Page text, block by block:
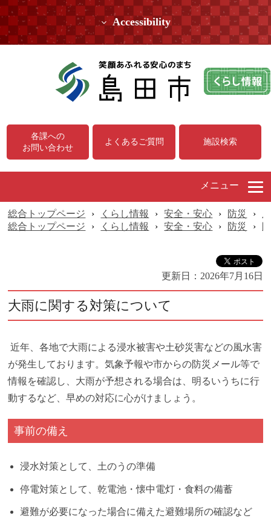
Accessibility
各課への
お問い合わせ
よくあるご質問 施設検索
メニュー
総合トップページ › くらし情報 › 安全・安心 › 防災 ›
総合トップページ
› くらし情報 › 安全・安心 › 防災 ›
更新日： 2026年7月16日
大雨に関する対策について
近年、各地で大雨による浸水被害や土砂災害などの風水害
が発生しております。気象予報や市からの防災メール等で
情報を確認し、大雨が予想される場合は、明るいうちに行
動するなど、早めの対応に心がけましょう。
事前の備え
浸水対策として、土のうの準備
停電対策として、乾電池・懐中電灯・食料の備蓄
避難が必要になった場合に備えた避難場所の確認など